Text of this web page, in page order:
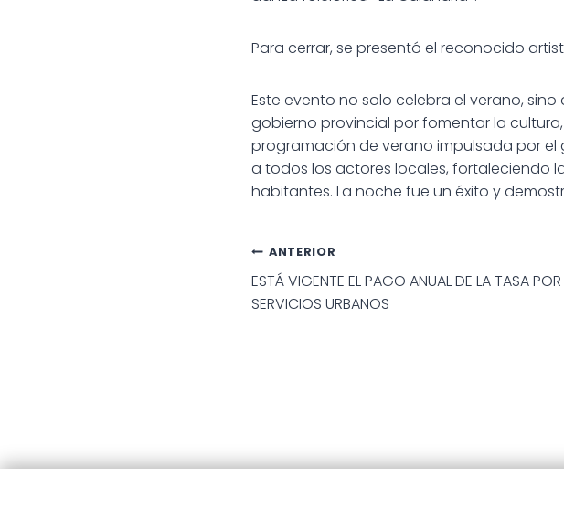
Para cerrar, se presentó el reconocido
Este evento no solo celebra el verano,
gobierno provincial por fomentar la
programación de verano impulsada por el
a todos los actores locales, fortaleciendo
habitantes. La noche fue un éxito y
Navegación
de
ANTERIOR
ESTÁ VIGENTE EL PAGO ANUAL DE LA TASA POR
SERVICIOS URBANOS